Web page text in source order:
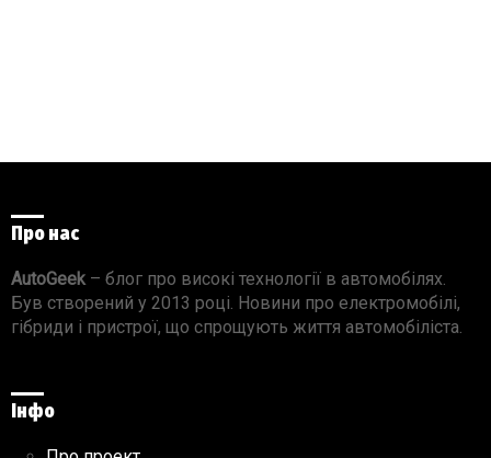
Про нас
AutoGeek – блог про високі технології в автомобілях.
Був створений у 2013 році. Новини про електромобілі,
гібриди і пристрої, що спрощують життя автомобіліста.
Інфо